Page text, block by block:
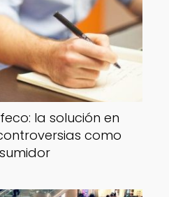
la solución en
como